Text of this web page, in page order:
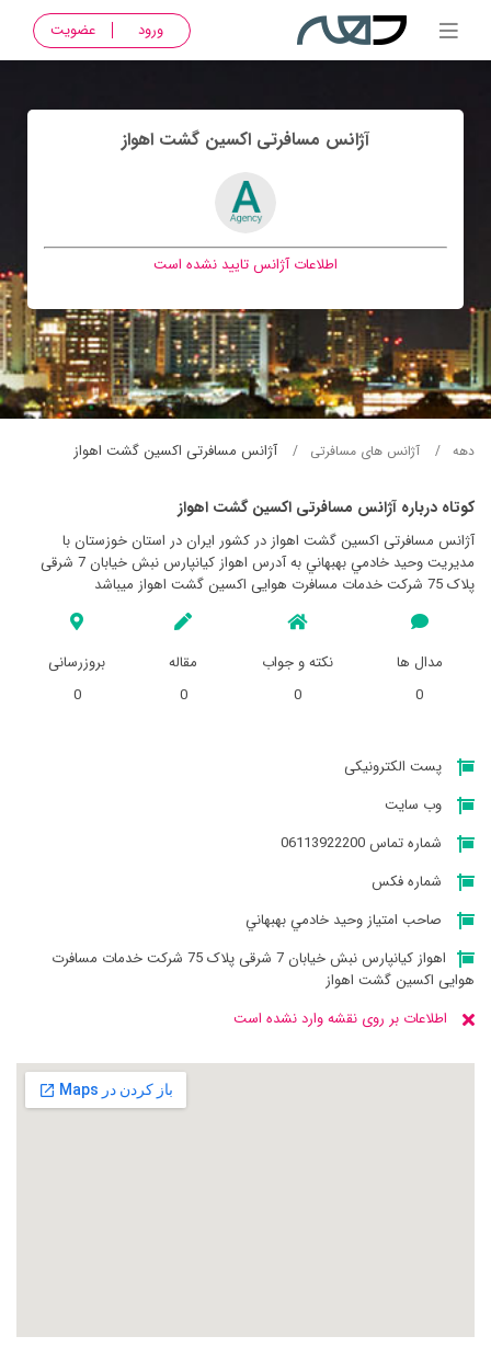
ورود عضویت
آژانس مسافرتی اکسين گشت اهواز
اطلاعات آژانس تایید نشده است
دهه آژانس های مسافرتی آژانس مسافرتی اکسين گشت اهواز
کوتاه درباره آژانس مسافرتی اکسين گشت اهواز
آژانس مسافرتی اکسين گشت اهواز در کشور ایران در استان خوزستان با
مدیریت وحيد خادمي بهبهاني به آدرس اهواز کیانپارس نبش خیابان 7 شرقی
پلاک 75 شرکت خدمات مسافرت هوایی اکسین گشت اهواز میباشد
مدال ها
0
نکته و جواب
0
مقاله
0
بروزرسانی
0
پست الکترونیکی
وب سایت
شماره تماس 06113922200
شماره فکس
صاحب امتیاز وحيد خادمي بهبهاني
اهواز کیانپارس نبش خیابان 7 شرقی پلاک 75 شرکت خدمات مسافرت
هوایی اکسین گشت اهواز
اطلاعات بر روی نقشه وارد نشده است